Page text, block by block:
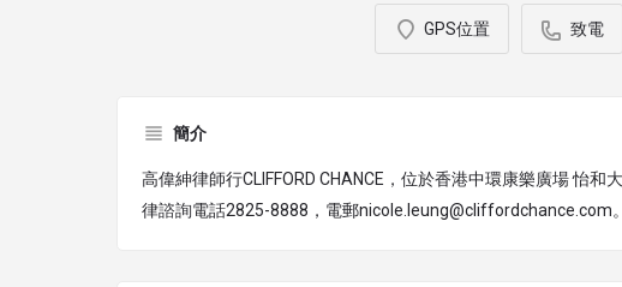
GPS位置 致電
簡介
高偉紳律師行CLIFFORD CHANCE，位於香港中環康樂廣場 怡和
律諮詢電話2825-8888，電郵nicole.leung@cliffordchance.com。